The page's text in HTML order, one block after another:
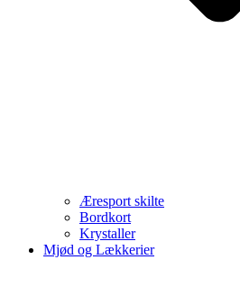
Æresport skilte
Bordkort
Krystaller
Mjød og Lækkerier